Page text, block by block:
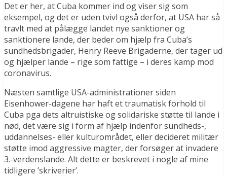
Det er her, at Cuba kommer ind og viser sig som
eksempel, og det er uden tvivl også derfor, at USA har så
travlt med at pålægge landet nye sanktioner og
sanktionere lande, der beder om hjælp fra Cuba’s
sundhedsbrigader, Henry Reeve Brigaderne, der tager ud
og hjælper lande – rige som fattige – i deres kamp mod
coronavirus.
Næsten samtlige USA-administrationer siden
Eisenhower-dagene har haft et traumatisk forhold til
Cuba pga dets altruistiske og solidariske støtte til lande i
nød, det være sig i form af hjælp indenfor sundheds-,
uddannelses- eller kulturområdet, eller decideret militær
støtte imod aggressive magter, der forsøger at invadere
3.-verdenslande. Alt dette er beskrevet i nogle af mine
tidligere ’skriverier’.